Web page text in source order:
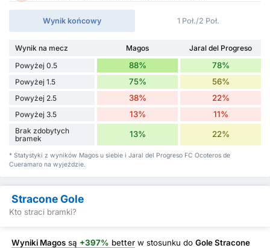
Wynik końcowy 1 Poł./2 Poł.
Wynik na mecz Magos
Jaral del Progreso
Powyżej 0.5
88% 78%
Powyżej 1.5 75% 56%
Powyżej 2.5 38% 22%
Powyżej 3.5 13% 11%
Brak zdobytych
bramek
13% 22%
* Statystyki z wyników Magos u siebie i Jaral del Progreso FC Ocoteros de
Cueramaro na wyjeździe.
Stracone Gole
Kto straci bramki?
Wyniki Magos są +397% better w stosunku do Gole Stracone